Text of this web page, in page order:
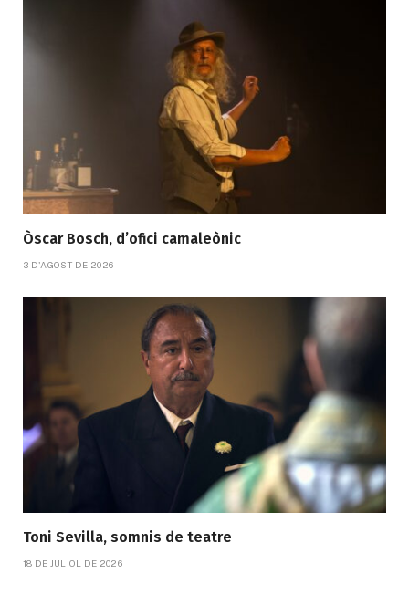
Òscar Bosch, d’ofici camaleònic
3 D'AGOST DE 2026
Toni Sevilla, somnis de teatre
18 DE JULIOL DE 2026